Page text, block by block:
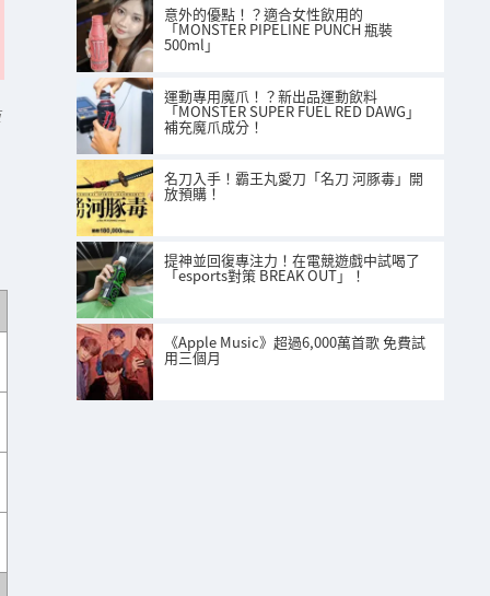
意外的優點！？適合女性飲用的
「MONSTER PIPELINE PUNCH 瓶裝
500ml」
運動專用魔爪！？新出品運動飲料
「MONSTER SUPER FUEL RED DAWG」
補充魔爪成分！
名刀入手！霸王丸愛刀「名刀 河豚毒」開
放預購！
提神並回復專注力！在電競遊戲中試喝了
「esports對策 BREAK OUT」！
《Apple Music》超過6,000萬首歌 免費試
用三個月